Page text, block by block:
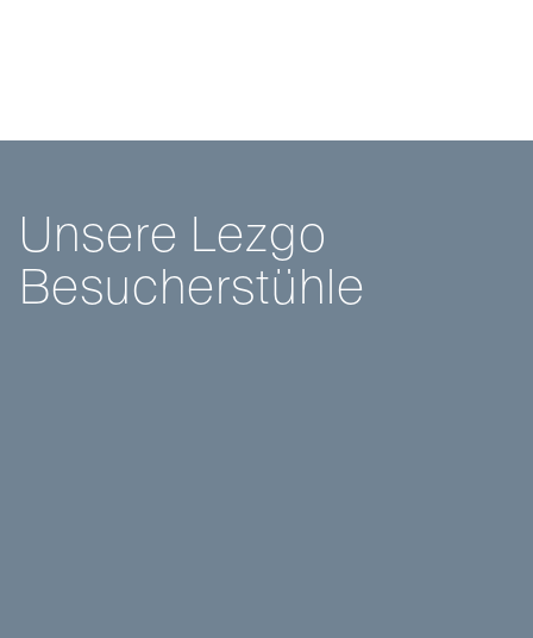
Unsere Lezgo
Besucherstühle